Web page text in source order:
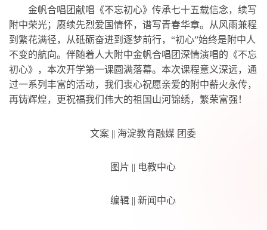
金帆合唱团献唱《不忘初心》传承七十五载信念，续写
附中荣光；赓续先烈爱国情怀，谱写青春华章。从风雨兼程
到繁花满径，从砥砺奋进到逐梦前行，“初心”始终是附中人
不变的航向。伴随着人大附中金帆合唱团深情演唱的《不忘
初心》，本次开学第一课圆满落幕。本次课程意义深远，通
过一系列丰富的活动，我们衷心祝愿亲爱的附中薪火永传，
再铸辉煌，更祝福我们伟大的祖国山河锦绣，繁荣富强！
文案 || 海淀教育融媒 团委
图片 || 电教中心
编辑 || 新闻中心